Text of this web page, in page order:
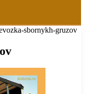
sbornykh-gruzov